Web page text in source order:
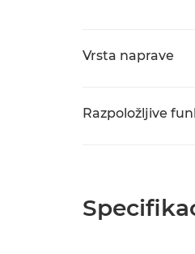
Vrsta naprave
Razpoložljive